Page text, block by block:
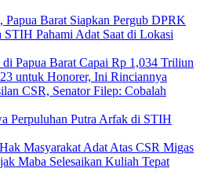
Papua Barat Siapkan Pergub DPRK
Pahami Adat Saat di Lokasi
Papua Barat Capai Rp 1,034 Triliun
untuk Honorer, Ini Rinciannya
CSR, Senator Filep: Cobalah
Perpuluhan Putra Arfak di STIH
Masyarakat Adat Atas CSR Migas
Maba Selesaikan Kuliah Tepat